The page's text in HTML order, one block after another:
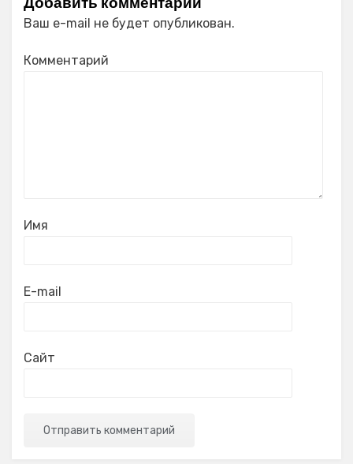
Ваш e-mail не будет опубликован.
Комментарий
Имя
E-mail
Сайт